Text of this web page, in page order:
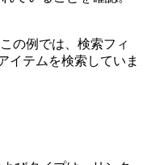
の例では、検索フィ
イテムを検索していま